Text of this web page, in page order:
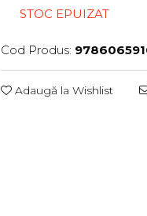
STOC EPUIZAT
Cod Produs:
Adaugă la Wishlist